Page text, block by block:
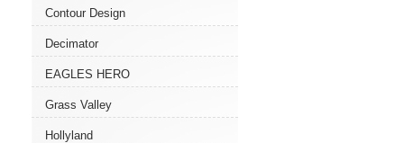
Contour Design
Decimator
EAGLES HERO
Grass Valley
Hollyland